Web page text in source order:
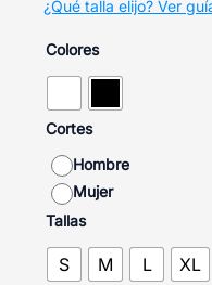
¿Qué talla elijo? Ver
Colores
Cortes
Hombre
Mujer
Tallas
S M L XL